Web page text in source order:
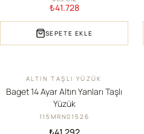
₺41.728
SEPETE EKLE
YENIALTIN TAŞLI YÜZÜK
Baget 14 Ayar Altın Yanları Taşlı
Yüzük
115MRN01526